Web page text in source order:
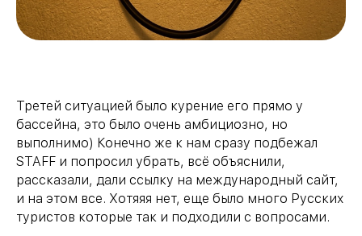
Третей ситуацией было курение его прямо у
бассейна, это было очень амбициозно, но
выполнимо) Конечно же к нам сразу подбежал
STAFF и попросил убрать, всё объяснили,
рассказали, дали ссылку на международный сайт,
и на этом все. Хотяяя нет, еще было много Русских
туристов которые так и подходили с вопросами.